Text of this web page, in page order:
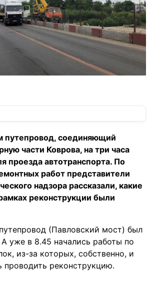
путепровод, соединяющий
части Коврова, на три часа
проезда автотранспорта. По
работ представители
надзора рассказали, какие
реконструкции были
(Павловский мост) был
уже в 8.45 начались работы по
из-за которых, собственно, и
проводить реконструкцию.